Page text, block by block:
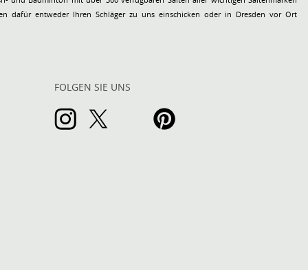
dafür entweder Ihren Schläger zu uns einschicken oder in Dresden vor Ort
FOLGEN SIE UNS